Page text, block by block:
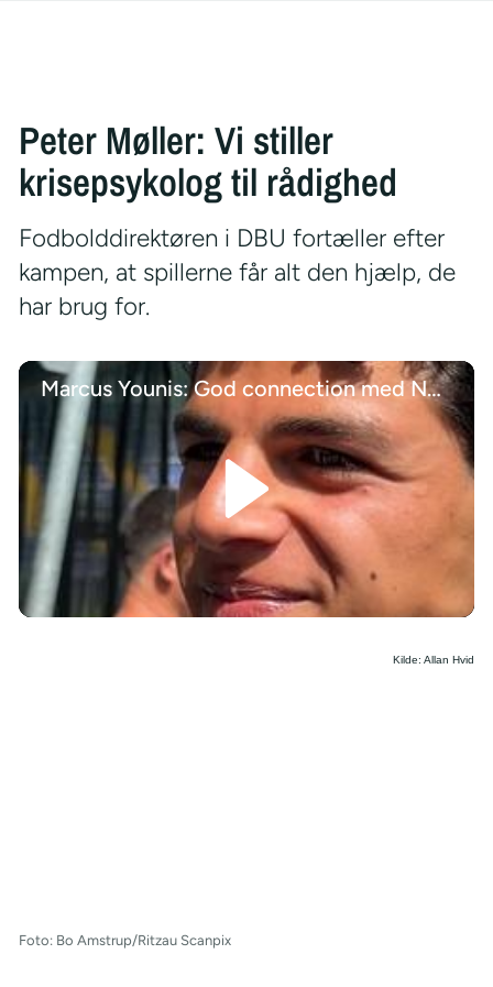
Peter Møller: Vi stiller
krisepsykolog til rådighed
Fodbolddirektøren i DBU fortæller efter
kampen, at spillerne får alt den hjælp, de
har brug for.
Marcus Younis: God connection med Nørgaard
Kilde: Allan Hvid
Foto: Bo Amstrup/Ritzau Scanpix